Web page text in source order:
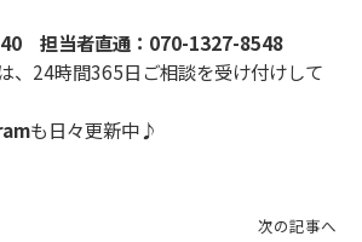
担当者直通： 070-1327-8548
、24時間365日ご相談を受け付けして
も日々更新中♪
次の記事へ